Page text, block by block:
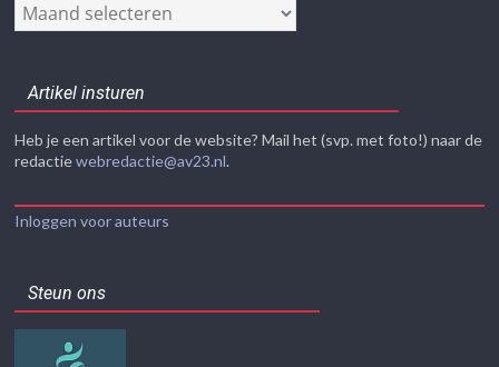
Nieuwsarchief
Artikel insturen
Heb je een artikel voor de website? Mail het (svp. met foto!) naar de
redactiewebredactie@av23.nl.
Inloggen voor auteurs
Steun ons